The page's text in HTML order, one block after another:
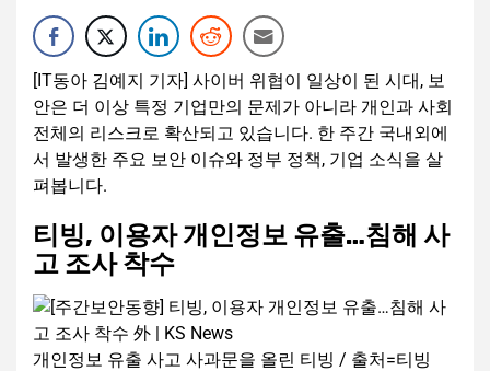
[IT동아 김예지 기자] 사이버 위협이 일상이 된 시대, 보
안은 더 이상 특정 기업만의 문제가 아니라 개인과 사회
전체의 리스크로 확산되고 있습니다. 한 주간 국내외에
서 발생한 주요 보안 이슈와 정부 정책, 기업 소식을 살
펴봅니다.
티빙, 이용자 개인정보 유출…침해 사
고 조사 착수
개인정보 유출 사고 사과문을 올린 티빙 / 출처=티빙